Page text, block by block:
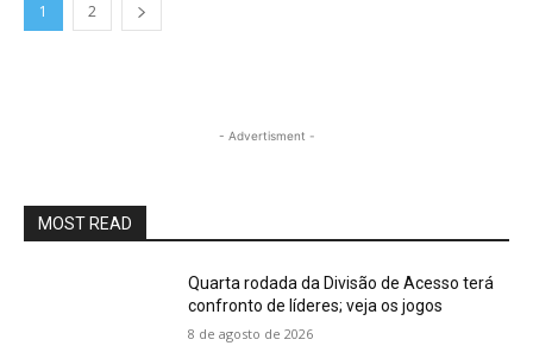
1 2
- Advertisment -
MOST READ
Quarta rodada da Divisão de Acesso terá
confronto de líderes; veja os jogos
8 de agosto de 2026